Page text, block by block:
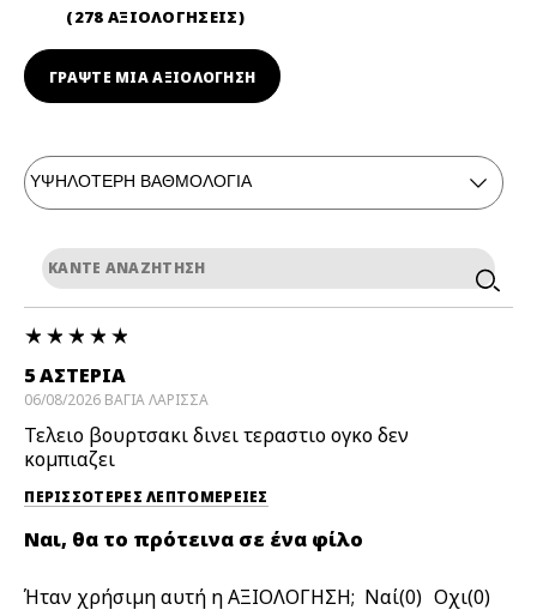
278 ΑΞΙΟΛΟΓΗΣΕΙΣ
ΓΡΆΨΤΕ ΜΙΑ ΑΞΙΟΛΟΓΗΣΗ
5 ΑΣΤΕΡΙΑ
06/08/2026 ΒΑΓΙΑΛΑΡΙΣΣΑ
Τελειο βουρτσακι δινει τεραστιο ογκο δεν
κομπιαζει
ΠΕΡΙΣΣΌΤΕΡΕΣ ΛΕΠΤΟΜΈΡΕΙΕΣ
Ναι, θα το πρότεινα σε ένα φίλο
Ήταν χρήσιμη αυτή η ΑΞΙΟΛΟΓΗΣΗ; 0 0